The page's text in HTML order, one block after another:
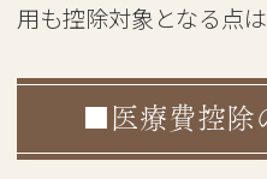
用も控除対象となる点
■医療費控除